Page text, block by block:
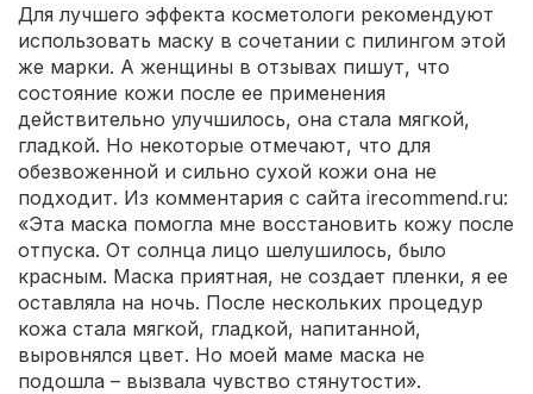
Для лучшего эффекта косметологи рекомендуют
использовать маску в сочетании с пилингом этой
же марки. А женщины в отзывах пишут, что
состояние кожи после ее применения
действительно улучшилось, она стала мягкой,
гладкой. Но некоторые отмечают, что для
обезвоженной и сильно сухой кожи она не
подходит. Из комментария с сайта irecommend.ru:
«Эта маска помогла мне восстановить кожу после
отпуска. От солнца лицо шелушилось, было
красным. Маска приятная, не создает пленки, я ее
оставляла на ночь. После нескольких процедур
кожа стала мягкой, гладкой, напитанной,
выровнялся цвет. Но моей маме маска не
подошла – вызвала чувство стянутости».